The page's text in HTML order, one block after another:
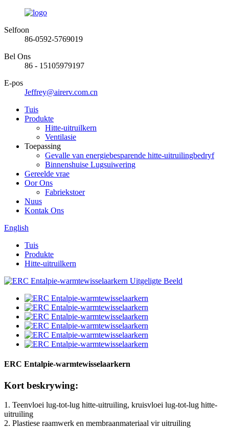
Selfoon
86-0592-5769019
Bel Ons
86 - 15105979197
E-pos
Jeffrey@airerv.com.cn
Tuis
Produkte
Hitte-uitruilkern
Ventilasie
Toepassing
Gevalle van energiebesparende hitte-uitruilingbedryf
Binnenshuise Lugsuiwering
Gereelde vrae
Oor Ons
Fabriekstoer
Nuus
Kontak Ons
English
Tuis
Produkte
Hitte-uitruilkern
ERC Entalpie-warmtewisselaarkern
Kort beskrywing:
1. Teenvloei lug-tot-lug hitte-uitruiling, kruisvloei lug-tot-lug hitte-
uitruiling
2. Plastiese raamwerk en membraanmateriaal vir uitruiling